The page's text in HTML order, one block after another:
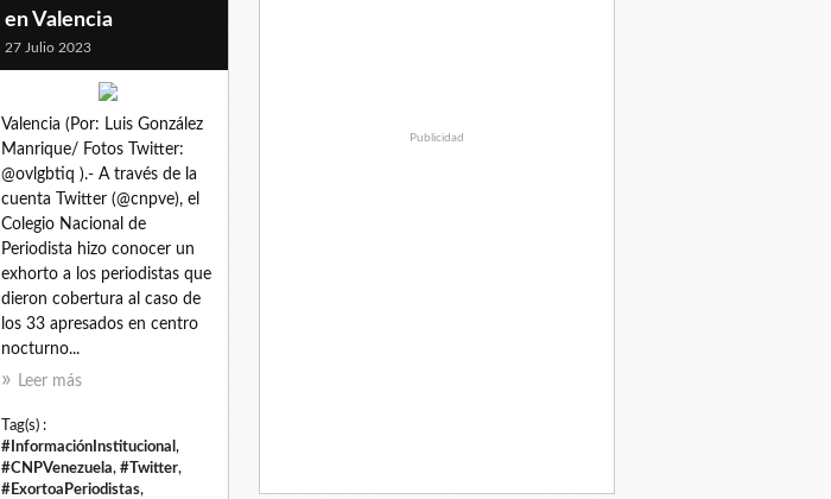
en Valencia
27 Julio 2023
Valencia (Por: Luis González
Manrique/ Fotos Twitter:
@ovlgbtiq ).- A través de la
cuenta Twitter (@cnpve), el
Colegio Nacional de
Periodista hizo conocer un
exhorto a los periodistas que
dieron cobertura al caso de
los 33 apresados en centro
nocturno...
Leer más
Tag(s) :
#InformaciónInstitucional ,
#CNPVenezuela, #Twitter,
#ExortoaPeriodistas,
Publicidad